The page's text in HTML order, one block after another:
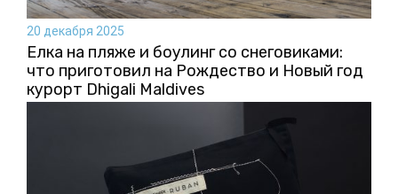
20 декабря 2025
Елка на пляже и боулинг со снеговиками:
что приготовил на Рождество и Новый год
курорт Dhigali Maldives